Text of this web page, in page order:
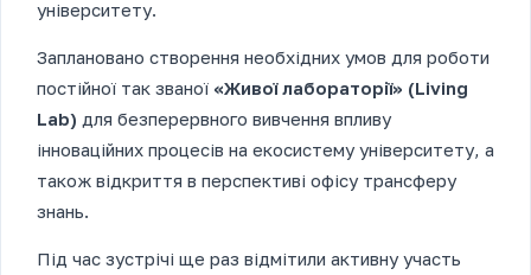
університету.
Заплановано створення необхідних умов для роботи
постійної так званої «Живої лабораторії» (Living
Lab) для безперервного вивчення впливу
інноваційних процесів на екосистему університету, а
також відкриття в перспективі офісу трансферу
знань.
Під час зустрічі ще раз відмітили активну участь